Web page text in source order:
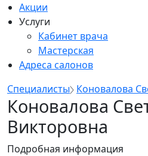
Акции
Услуги
Кабинет врача
Мастерская
Адреса салонов
Специалисты Коновалова
Коновалова
Викторовна
Подробная информация